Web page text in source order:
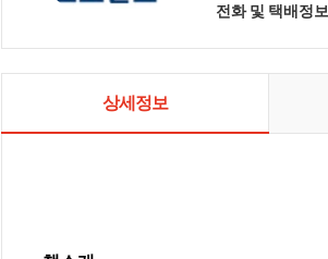
전화 및 택배정보
상세정보